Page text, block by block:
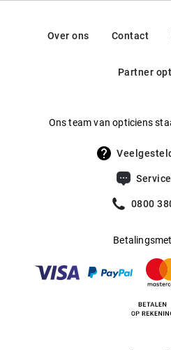
Over ons Contact
Partner
Ons team van opticiens
0800